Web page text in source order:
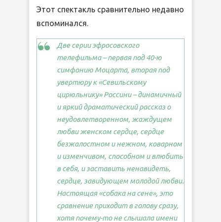
Этот спектакль сравнительно недавно
вспоминался.
Две серии эфросовского
телефильма – первая под 40-ю
симфонию Моцарта, вторая под
увертюру к «Севильскому
цирюльнику» Россини – динамичный
и яркий драматический рассказ о
неудовлетворенном, жаждущем
любви женском сердце, сердце
безжалостном и нежном, коварном
и изменчивом, способном и влюбить
в себя, и заставить ненавидеть,
сердце, завидующем молодой любви.
Настоящая «собака на сене», это
сравнение приходит в голову сразу,
хотя почему-то не слышала имени